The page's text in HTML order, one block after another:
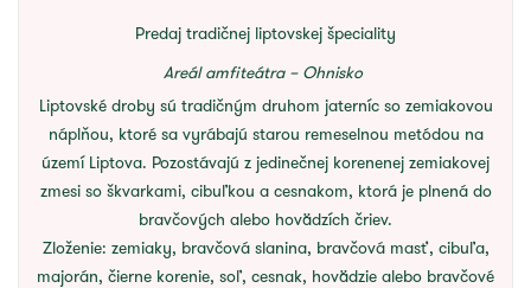
Predaj tradičnej liptovskej špeciality
Areál amfiteátra – Ohnisko
Liptovské droby sú tradičným druhom jaterníc so zemiakovou
náplňou, ktoré sa vyrábajú starou remeselnou metódou na
území Liptova. Pozostávajú z jedinečnej korenenej zemiakovej
zmesi so škvarkami, cibuľkou a cesnakom, ktorá je plnená do
bravčových alebo hovädzích čriev.
Zloženie: zemiaky, bravčová slanina, bravčová masť, cibuľa,
majorán, čierne korenie, soľ, cesnak, hovädzie alebo bravčové